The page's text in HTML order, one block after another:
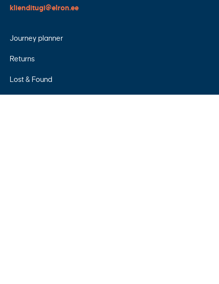
klienditugi@elron.ee
Journey planner
Returns
Lost & Found